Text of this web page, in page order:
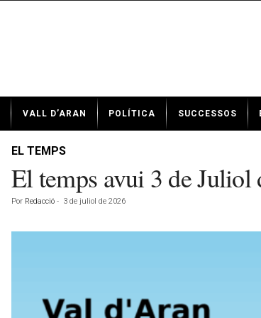
t
VALL D’ARAN POLÍTICA SUCCESSOS
EL TEMPS
El temps avui 3 de Juliol
Por Redacció - 3 de juliol de 2026